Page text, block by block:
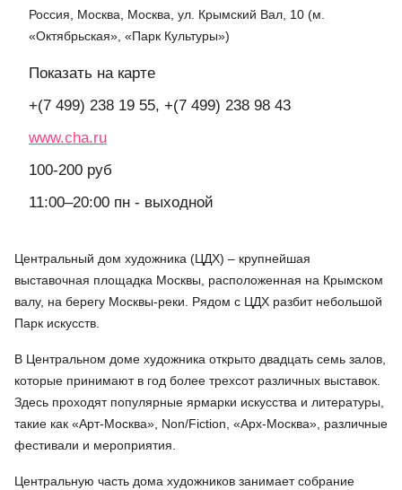
Россия, Москва, Москва, ул. Крымский Вал, 10 (м.
«Октябрьская», «Парк Культуры»)
Показать на карте
+(7 499) 238 19 55, +(7 499) 238 98 43
www.cha.ru
100-200 руб
11:00–20:00 пн - выходной
Центральный дом художника (ЦДХ) – крупнейшая
выставочная площадка Москвы, расположенная на Крымском
валу, на берегу Москвы-реки. Рядом с ЦДХ разбит небольшой
Парк искусств.
В Центральном доме художника открыто двадцать семь залов,
которые принимают в год более трехсот различных выставок.
Здесь проходят популярные ярмарки искусства и литературы,
такие как «Арт-Москва», Non/Fiction, «Арх-Москва», различные
фестивали и мероприятия.
Центральную часть дома художников занимает собрание